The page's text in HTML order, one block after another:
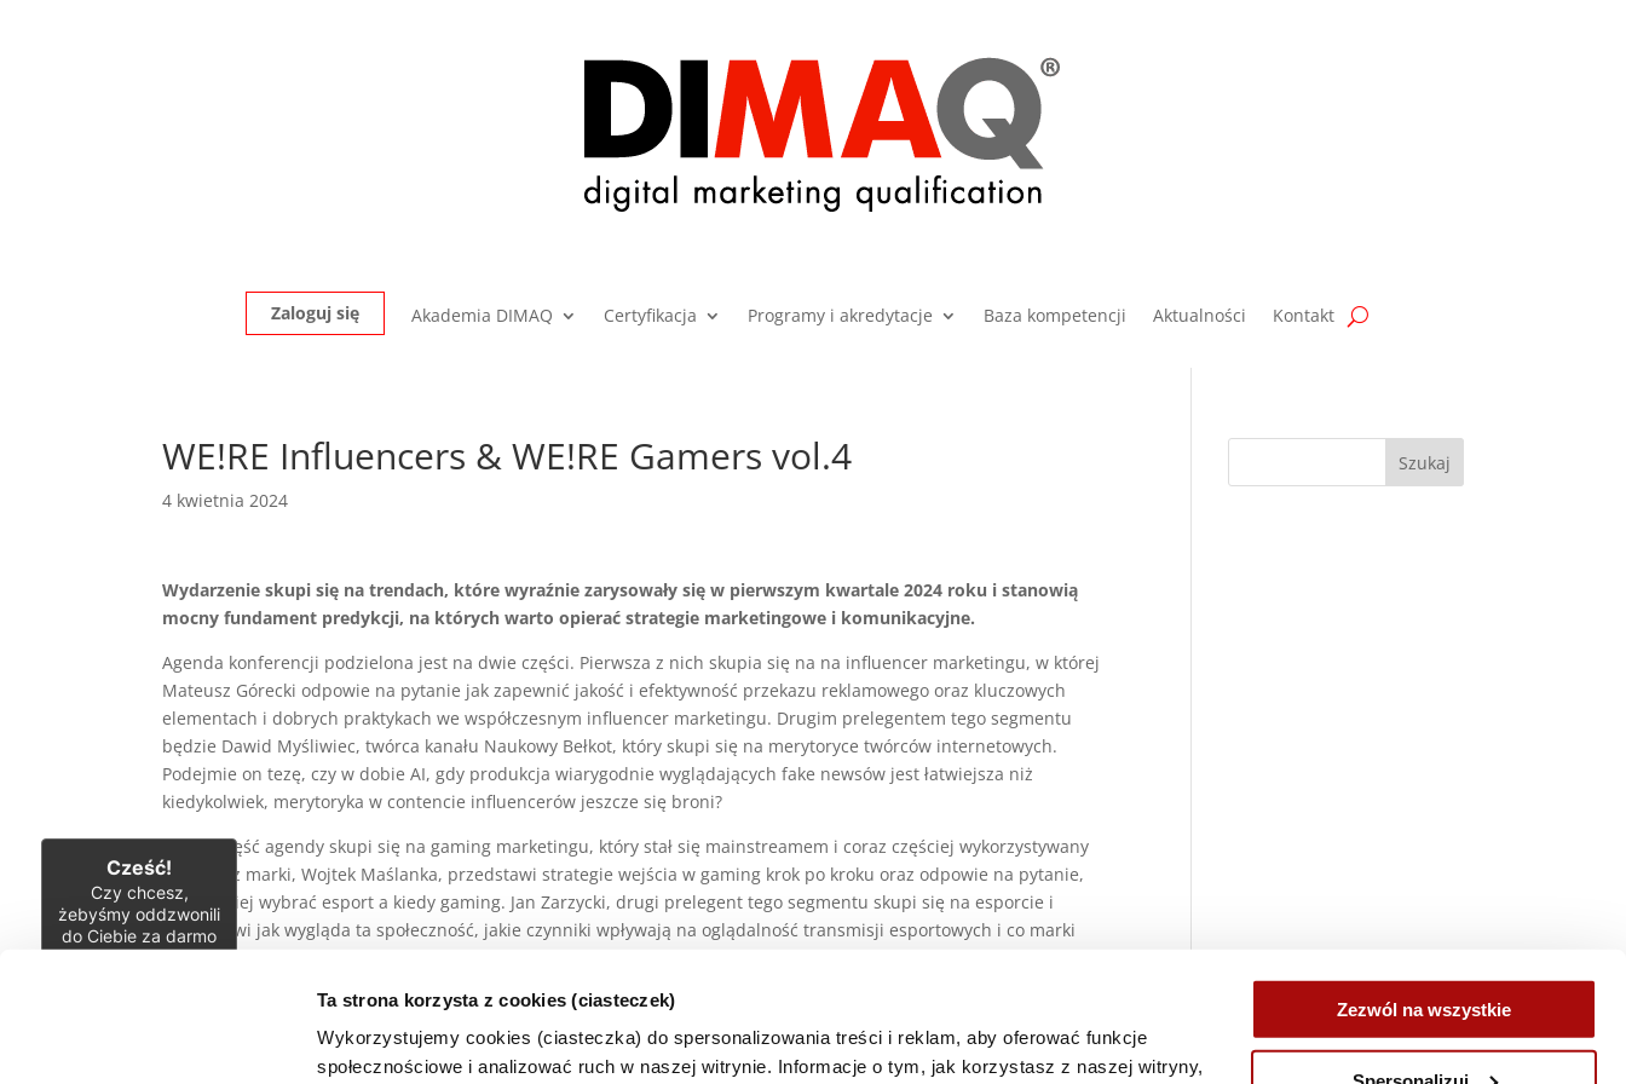
Ta strona korzysta z cookies (ciasteczek)
Wykorzystujemy cookies (ciasteczka) do spersonalizowania treści i reklam, aby oferować funkcje
społecznościowe i analizować ruch w naszej witrynie. Informacje o tym, jak korzystasz z naszej witryny,
Zezwól na wszystkie
Zaloguj się Akademia DIMAQ Certyfikacja Programy i akredytacje Baza kompetencji Aktualności Kontakt
WE!RE Influencers & WE!RE Gamers vol.4
4 kwietnia 2024
Wydarzenie skupi się na trendach, które wyraźnie zarysowały się w pierwszym kwartale 2024 roku i stanowią
mocny fundament predykcji, na których warto opierać strategie marketingowe i komunikacyjne.
Agenda konferencji podzielona jest na dwie części. Pierwsza z nich skupia się na na influencer marketingu, w której
Mateusz Górecki odpowie na pytanie jak zapewnić jakość i efektywność przekazu reklamowego oraz kluczowych
elementach i dobrych praktykach we współczesnym influencer marketingu. Drugim prelegentem tego segmentu
będzie Dawid Myśliwiec, twórca kanału Naukowy Bełkot, który skupi się na merytoryce twórców internetowych.
Podejmie on tezę, czy w dobie AI, gdy produkcja wiarygodnie wyglądających fake newsów jest łatwiejsza niż
kiedykolwiek, merytoryka w contencie influencerów jeszcze się broni?
Druga część agendy skupi się na gaming marketingu, który stał się mainstreamem i coraz częściej wykorzystywany
jest przez marki, Wojtek Maślanka, przedstawi strategie wejścia w gaming krok po kroku oraz odpowie na pytanie,
kiedy lepiej wybrać esport a kiedy gaming. Jan Zarzycki, drugi prelegent tego segmentu skupi się na esporcie i
przedstawi jak wygląda ta społeczność, jakie czynniki wpływają na oglądalność transmisji esportowych i co marki
zyskują wspierając lokalne transmisje turniejów esportowych.
WE!RE Influencers & WE!RE Gamers vol.4
Data: 10-04-
2024
Punkty: 8
wydarzenia
Więcej
Cześć!
Czy chcesz,
żebyśmy oddzwonili
do Ciebie za darmo